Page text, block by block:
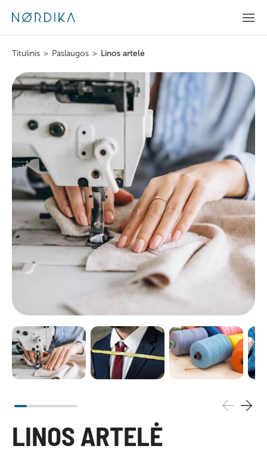
Titulinis > Paslaugos > Linos artelė
LINOS ARTELĖ